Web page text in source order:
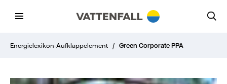
Energielexikon-Aufklappelement / Green Corporate PPA